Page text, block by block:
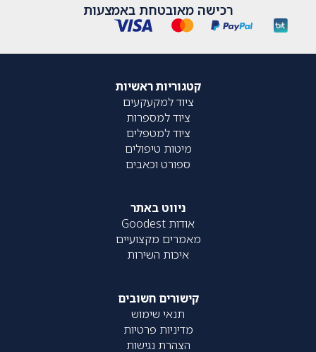
רכישה מאובטחת באמצעות
קטגוריות ראשיות
ציוד למקעקעים
ציוד למספרות
ציוד למטפלים
מיטות טיפולים
ספורט וכאבים
ניווט באתר
אודות Goodest
מאמרים מקצועיים
איכות השירות
קישורים חשובים
תנאי שימוש
מדיניות פרטיות
הצהרת נגישות